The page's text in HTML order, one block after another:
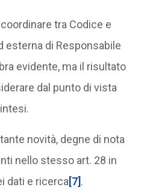
tra Codice e
esterna di Responsabile
evidente, ma il risultato
dal punto di vista
novità, degne di nota
nello stesso art. 28 in
dati e ricerca[7].